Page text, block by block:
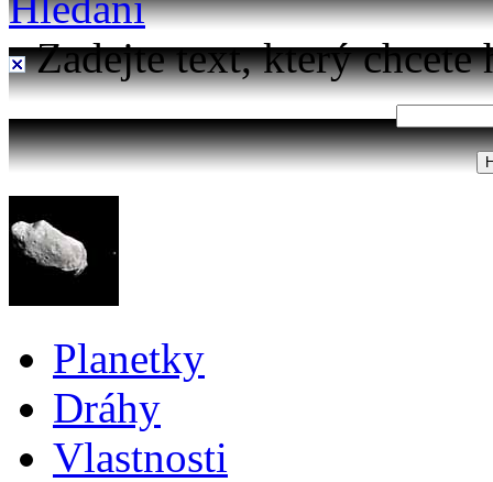
Zadejte text, který chcete
Planetky
Dráhy
Vlastnosti